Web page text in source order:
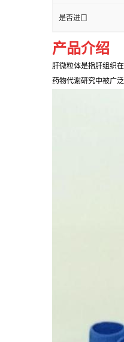
是否进口
产品介绍
肝微粒体是指肝组织
药物代谢研究中被广